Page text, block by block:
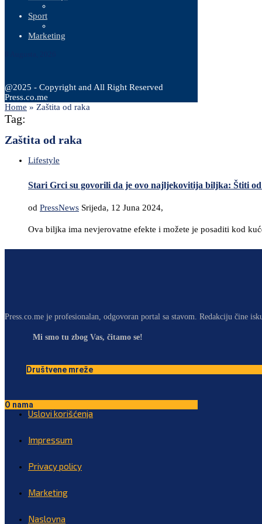
Sport
Marketing
@2025 - Copyright and All Right Reserved
Press.co.me
Home » Zaštita od raka
Tag:
Zaštita od raka
Lifestyle
Stari Grci su govorili da je ovo najljekovitija biljka: Štiti
od PressNews Srijeda, 12 Juna 2024,
Ova biljka ima nevjerovatne efekte i možete je posaditi kod
Press.co.me je profesionalan, odgovoran portal sa stavom. Redakciju čine
Mi smo tu zbog Vas, čitamo se!
Društvene mreže
O nama
Uslovi korišćenja
Impressum
Privacy policy
Marketing
Naslovna